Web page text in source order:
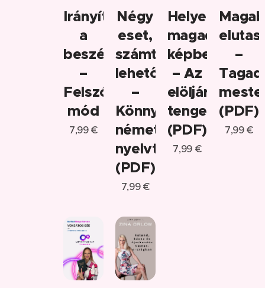
Irányítsd
a
beszélgetést!
–
Felszólító
mód
7,99€
Négy
eset,
számtalan
lehetőség
–
Könnyed
német
nyelvtan
(PDF)
7,99€
Helyezd
magad
képbe!
– Az
elöljárószók
tengere
(PDF)
7,99 €
–
(PDF)
7,99€